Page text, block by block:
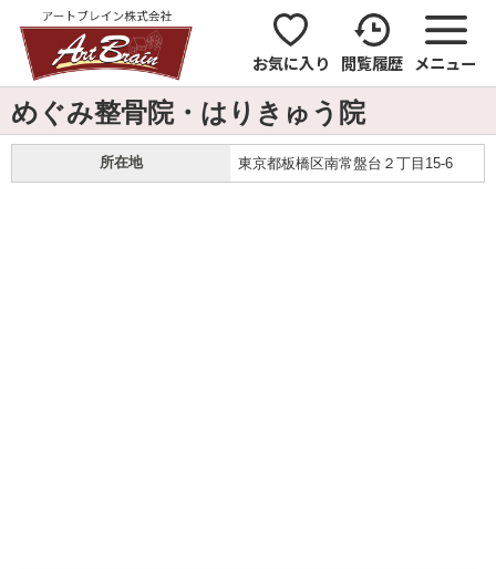
お気に入り 閲覧履歴 メニュー
めぐみ整骨院・はりきゅう院
所在地 東京都板橋区南常盤台２丁目15-6